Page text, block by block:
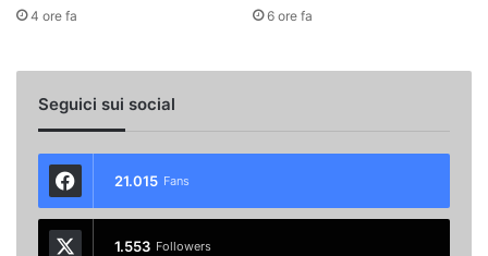
4 ore fa 6 ore fa
Seguici sui social
21.015 Fans
1.553 Followers